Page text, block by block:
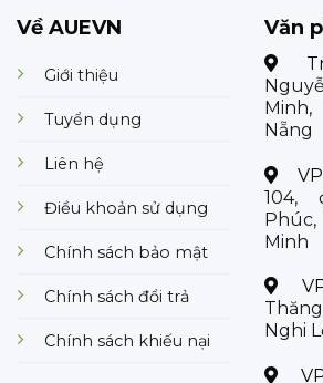
Về AUEVN
Giới thiệu
Tuyển dụng
Liên hệ
Điều khoản sử dụng
Chính sách bảo mật
Chính sách đổi trả
Chính sách khiếu nại
Văn
Nẵng
104,
Minh
Nghi